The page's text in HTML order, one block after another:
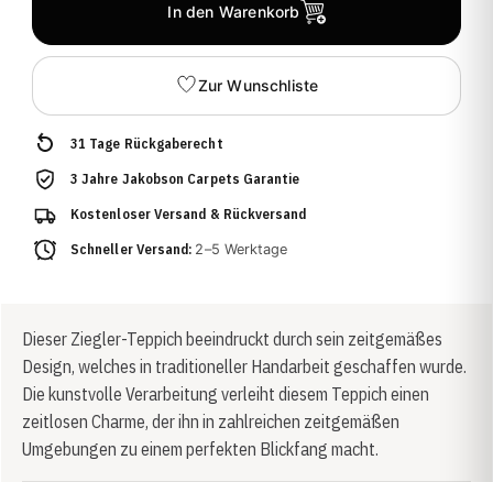
In den Warenkorb
Zur Wunschliste
31 Tage Rückgaberecht
3 Jahre Jakobson Carpets Garantie
Kostenloser Versand & Rückversand
Schneller Versand: 2–5 Werktage
Dieser Ziegler-Teppich beeindruckt durch sein zeitgemäßes
Design, welches in traditioneller Handarbeit geschaffen wurde.
Die kunstvolle Verarbeitung verleiht diesem Teppich einen
zeitlosen Charme, der ihn in zahlreichen zeitgemäßen
Umgebungen zu einem perfekten Blickfang macht.